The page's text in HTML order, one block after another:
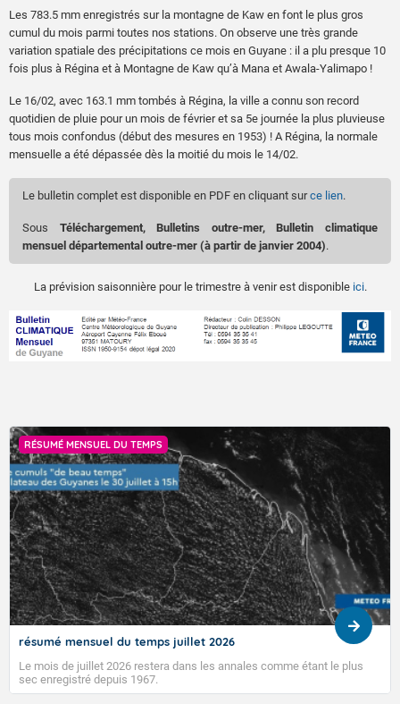
Les 783.5 mm enregistrés sur la montagne de Kaw en font le plus gros
cumul du mois parmi toutes nos stations. On observe une très grande
variation spatiale des précipitations ce mois en Guyane : il a plu presque 10
fois plus à Régina et à Montagne de Kaw qu’à Mana et Awala-Yalimapo !
Le 16/02, avec 163.1 mm tombés à Régina, la ville a connu son record
quotidien de pluie pour un mois de février et sa 5e journée la plus pluvieuse
tous mois confondus (début des mesures en 1953) ! A Régina, la normale
mensuelle a été dépassée dès la moitié du mois le 14/02.
Le bulletin complet est disponible en PDF en cliquant surce lien.
Sous Téléchargement, Bulletins outre-mer, Bulletin climatique
mensuel départemental outre-mer (à partir de janvier 2004).
La prévision saisonnière pour le trimestre à venir est disponible ici.
RÉSUMÉ MENSUEL DU TEMPS
résumé mensuel du temps juillet 2026
Le mois de juillet 2026 restera dans les annales comme étant le plus
sec enregistré depuis 1967.